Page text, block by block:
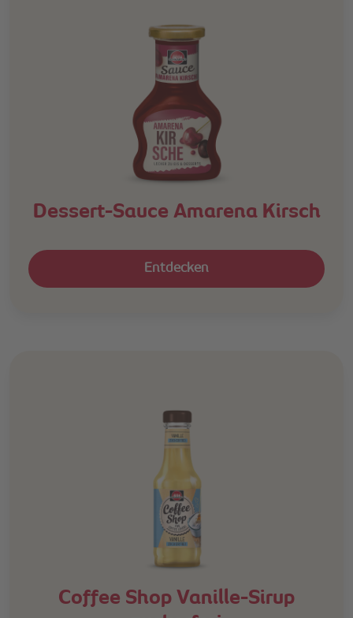
Dessert-Sauce Amarena Kirsch
Entdecken
Coffee Shop Vanille-Sirup